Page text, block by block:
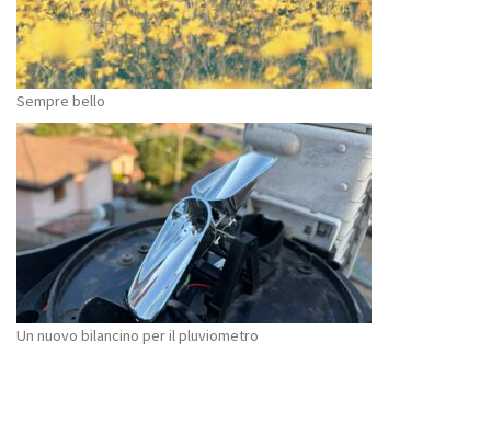
Sempre bello
Un nuovo bilancino per il pluviometro